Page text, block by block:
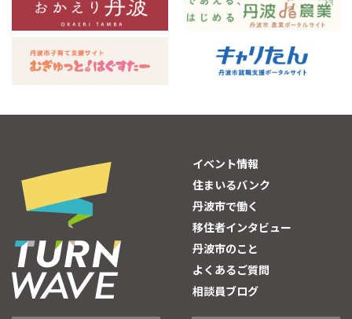
イベント情報
住まいるバンク
丹波市で働く
移住者インタビュー
丹波市のこと
よくあるご質問
相談員ブログ